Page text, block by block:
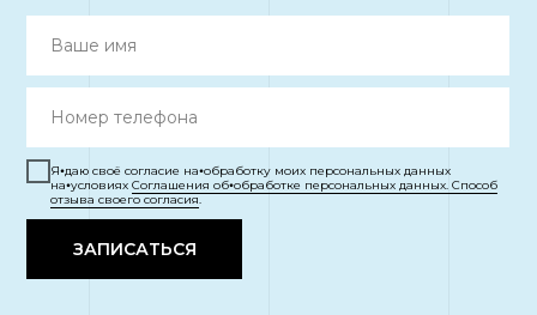
Я⦁даю своё согласие на⦁обработку моих персональных данных
на⦁условияхСоглашения об⦁обработке персональных данных. Способ
отзыва своего согласия.
ЗАПИСАТЬСЯ